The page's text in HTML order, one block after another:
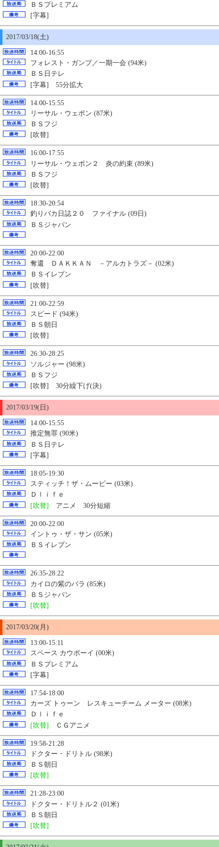
ＢＳプレミアム
[字幕]
2017/03/18(土)
14:00-16:55
フォレスト・ガンプ／一期一会 (94米)
ＢＳ日テレ
[字幕] 55分拡大
14:00-15:55
リーサル・ウェポン (87米)
ＢＳフジ
[吹替]
16:00-17:55
リーサル・ウェポン２ 炎の約束 (89米)
ＢＳフジ
[吹替]
18:30-20:54
釣りバカ日誌２０ ファイナル (09日)
ＢＳジャパン
20:00-22:00
奪還 ＤＡＫＫＡＮ －アルカトラズ－ (02米)
ＢＳイレブン
[吹替]
21:00-22:59
スピード (94米)
ＢＳ朝日
[吹替]
26:30-28:25
ソルジャー (98米)
ＢＳフジ
[吹替] 30分繰下げ(決)
2017/03/19(日)
14:00-15:55
推定無罪 (90米)
ＢＳ日テレ
[字幕]
18:05-19:30
スティッチ！ザ・ムービー (03米)
Ｄｌｉｆｅ
[吹替] アニメ 30分短縮
20:00-22:00
イントゥ・ザ・サン (05米)
ＢＳイレブン
26:35-28:22
カイロの紫のバラ (85米)
ＢＳジャパン
[吹替]
2017/03/20(月)
13:00-15:11
スペース カウボーイ (00米)
ＢＳプレミアム
[字幕]
17:54-18:00
カーズ トゥーン レスキューチーム メーター (08米)
Ｄｌｉｆｅ
[吹替] ＣＧアニメ
19:58-21:28
ドクター・ドリトル (98米)
ＢＳ朝日
[吹替]
21:28-23:00
ドクター・ドリトル２ (01米)
ＢＳ朝日
[吹替]